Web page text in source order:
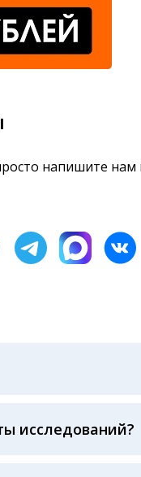
напишите нам
чека об оплате
исследований?
обеспечивается